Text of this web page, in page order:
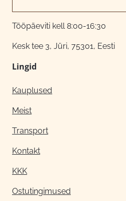
Tööpäeviti kell 8:00-16:30
Kesk tee 3, Jüri, 75301, Eesti
Lingid
Kauplused
Meist
Transport
Kontakt
KKK
Ostutingimused